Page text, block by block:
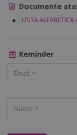
Documente
LISTA
Reminder